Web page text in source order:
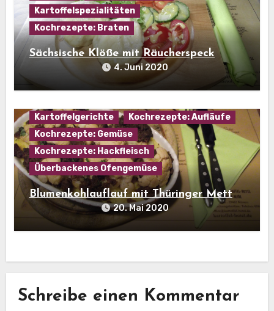
Kartoffelspezialitäten
Kochrezepte: Braten
Sächsische Klöße mit Räucherspeck
4. Juni 2020
Kartoffelgerichte
Kochrezepte: Aufläufe
Kochrezepte: Gemüse
Kochrezepte: Hackfleisch
Überbackenes Ofengemüse
Blumenkohlauflauf mit Thüringer Mett
20. Mai 2020
Schreibe einen Kommentar